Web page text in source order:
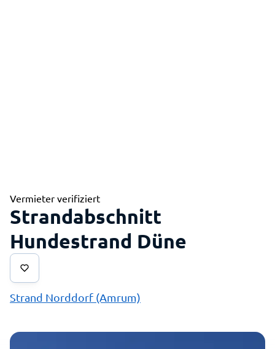
Vermieter verifiziert
Strandabschnitt
Hundestrand Düne
Strand Norddorf (Amrum)